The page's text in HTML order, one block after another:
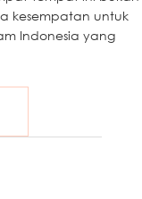
kesempatan untuk
Indonesia yang